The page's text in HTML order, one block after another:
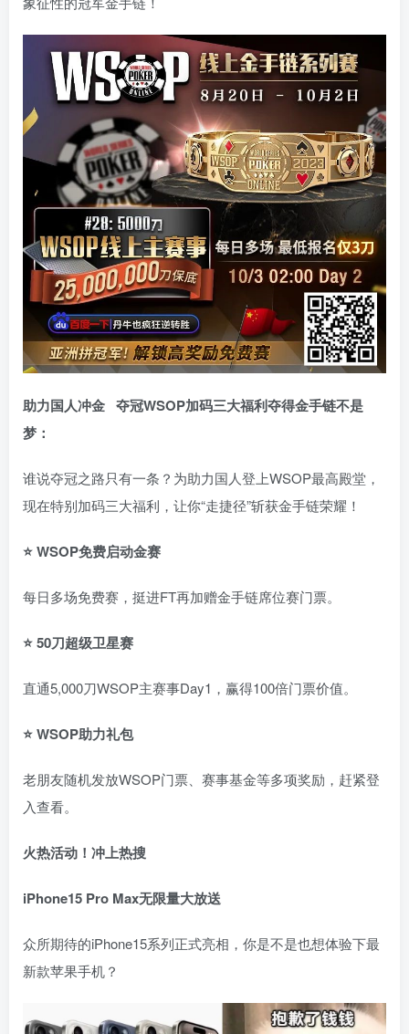
助力国人冲金 夺冠WSOP加码三大福利夺得金手链不是
梦 ：
谁说夺冠之路只有一条？为助力国人登上WSOP最高殿堂，
现在特别加码三大福利，让你“走捷径”斩获金手链荣耀！
⭐ WSOP免费启动金赛
每日多场免费赛，挺进FT再加赠金手链席位赛门票。
⭐ 50刀超级卫星赛
直通5,000刀WSOP主赛事Day1，赢得100倍门票价值。
⭐ WSOP助力礼包
老朋友随机发放WSOP门票、赛事基金等多项奖励，赶紧登
入查看。
火热活动！冲上热搜
iPhone15 Pro Max无限量大放送
众所期待的iPhone15系列正式亮相，你是不是也想体验下最
新款苹果手机？